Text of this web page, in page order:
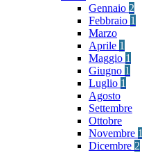
Gennaio 2
Febbraio 1
Marzo
Aprile 1
Maggio 1
Giugno 1
Luglio 1
Agosto
Settembre
Ottobre
Novembre 1
Dicembre 2